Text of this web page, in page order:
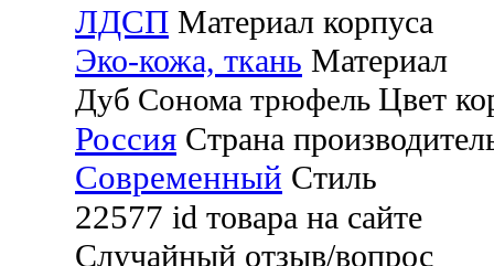
ЛДСП Материал корпуса
Эко-кожа, ткань Материал
Дуб Сонома трюфель Цвет
Россия Страна
Современный Стиль
22577 id товара на сайте
Случайный отзыв/вопрос